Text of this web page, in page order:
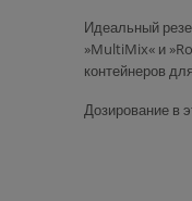
Идеальный
»MultiMix« и
контейнеров
Дозирование в